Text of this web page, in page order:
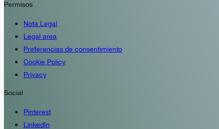
Permisos
Nota Legal
Legal area
Preferencias de consentimiento
Cookie Policy
Privacy
Social
Pinterest
LinkedIn